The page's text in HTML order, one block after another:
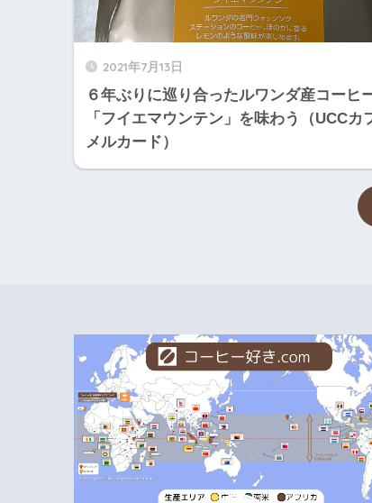
2021年7月13日
６年ぶりに巡り合ったルワンダ産コーヒ
「フイエマウンテン」を味わう（UCCカ
メルカード）